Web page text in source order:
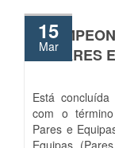
PARES
15
Mar
Está
com o
Pares e
Equipas